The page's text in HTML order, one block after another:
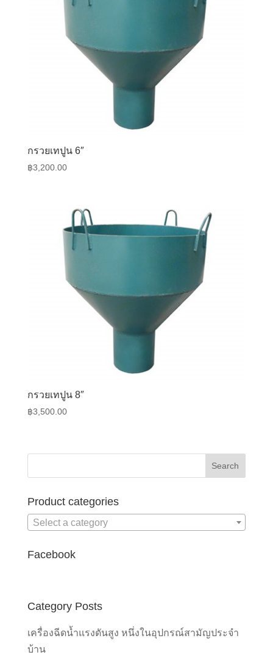
กรวยเทปูน 6″
฿3,200.00
กรวยเทปูน 8″
฿3,500.00
Product categories
Select a category
Facebook
Category Posts
เครื่องฉีดน้ำแรงดันสูง หนึ่งในอุปกรณ์สามัญประจำ
บ้าน